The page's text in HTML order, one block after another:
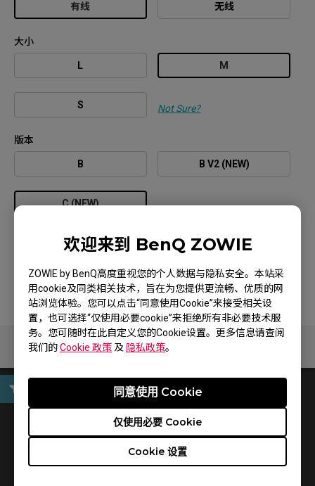
欢迎来到 BenQ ZOWIE
ZOWIE by BenQ高度重视您的个人数据与隐私安全。本站采
用cookie及同类相关技术，旨在为您提供更流畅、优质的网
站浏览体验。您可以点击“同意使用Cookie”来接受相关设
置，也可选择“仅使用必要cookie”来拒绝所有非必要技术服
务。您可随时在此自定义您的Cookie设置。更多信息请查阅
我们的Cookie 政策 及 隐私政策。
Cookie 设置
仅使用必要 Cookie
同意使用 Cookie
有线 无线
大小
L M
S Not Sure?
版本
B B V2 (NEW)
C (NEW)
User Manual